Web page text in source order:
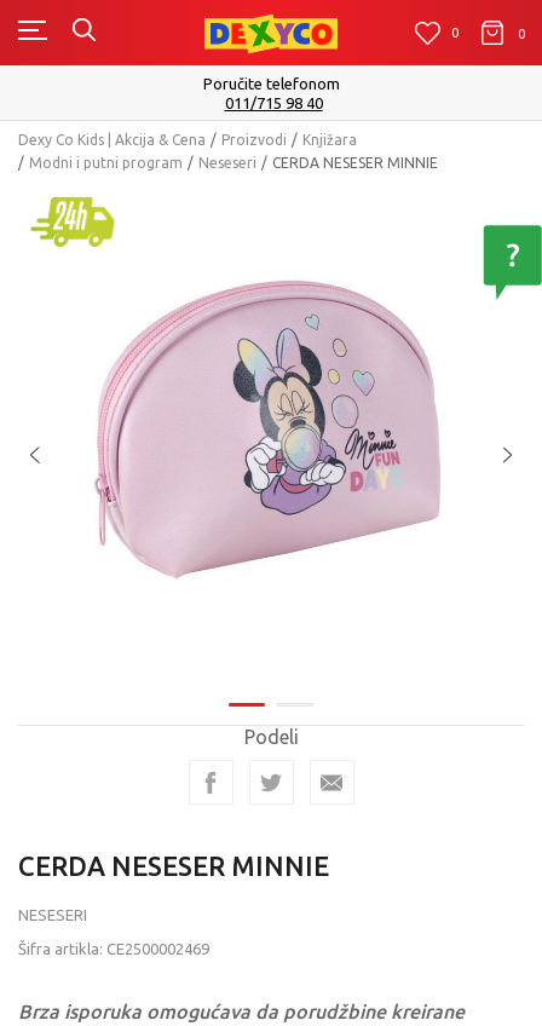
0 0 0
Poručite telefonom
011/715 98 40
Dexy Co Kids | Akcija & Cena Proizvodi
Knjižara
Modni i putni program
Neseseri CERDA NESESER MINNIE
Podeli
CERDA NESESER MINNIE
NESESERI
Šifra artikla: CE2500002469
Brza isporuka omogućava da porudžbine kreirane